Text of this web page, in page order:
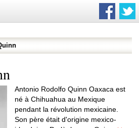
Antonio Rodolfo Quinn Oaxaca est
né à Chihuahua au Mexique
pendant la révolution mexicaine.
Son père était d'origine mexico-